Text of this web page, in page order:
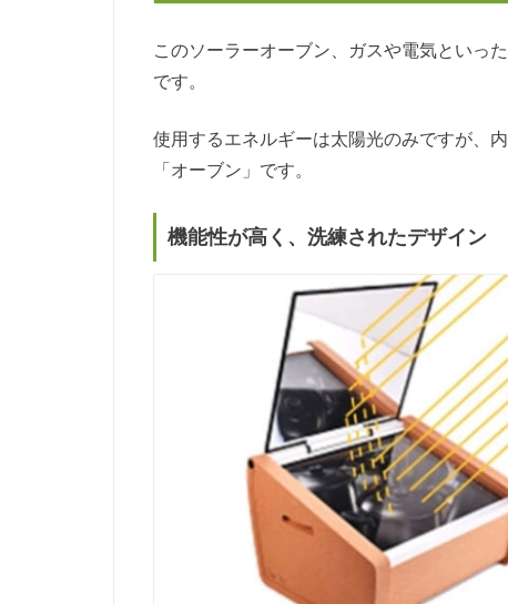
このソーラーオーブン、ガスや電気といっ
です。
使用するエネルギーは太陽光のみですが、
「オーブン」です。
機能性が高く、洗練されたデザイン